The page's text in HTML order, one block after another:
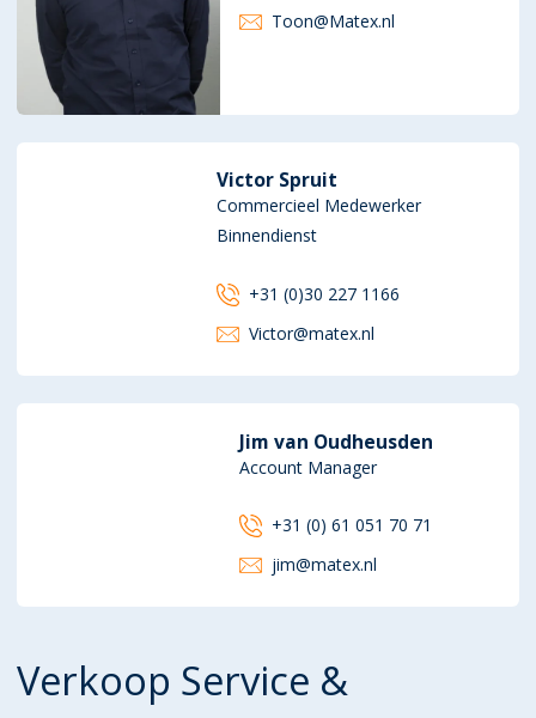
Toon@Matex.nl
Victor Spruit
Commercieel Medewerker
Binnendienst
+31 (0)30 227 1166
Victor@matex.nl
Jim van Oudheusden
Account Manager
+31 (0) 61 051 70 71
jim@matex.nl
Verkoop Service &